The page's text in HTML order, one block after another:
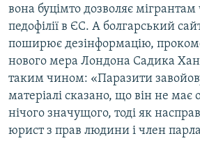
вона буцімто дозволяє
педофілії в ЄС. А болгарський
поширює дезінформацію,
нового мера Лондона Садика
таким чином: «Паразити
матеріалі сказано, що він не має
нічого значущого, тоді як
юрист з прав людини і член